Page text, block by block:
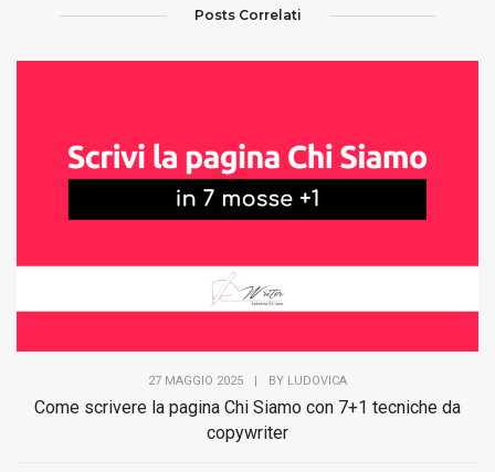
Posts Correlati
27 MAGGIO 2025 BY LUDOVICA
Come scrivere la pagina Chi Siamo con 7+1 tecniche da
copywriter